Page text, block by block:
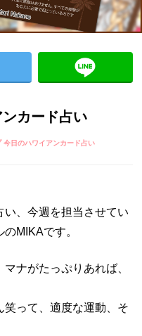
カード占い
今日のハワイアンカード占い
、今週を担当させてい
MIKAです。
ナがたっぷりあれば、
笑って、適度な運動、そ